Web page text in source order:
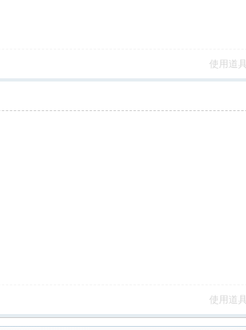
使用道具
使用道具